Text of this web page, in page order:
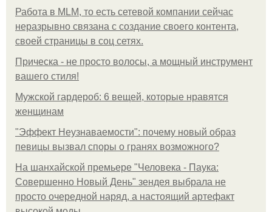
Работа в MLM, то есть сетевой компании сейчас
неразрывно связана с создание своего контента,
своей страницы в соц сетях.
Прическа - не просто волосы, а мощный инструмент
вашего стиля!
Мужской гардероб: 6 вещей, которые нравятся
женщинам
"Эффект Неузнаваемости": почему новый образ
певицы вызвал споры о гранях возможного?
На шанхайской премьере "Человека - Паука:
Совершенно Новый День" зендея выбрала не
просто очередной наряд, а настоящий артефакт